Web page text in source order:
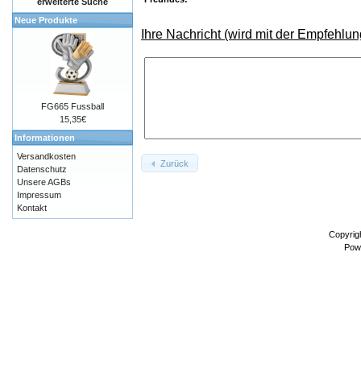
Ihre Nachricht (wird mit der
Zurück
Neue Produkte
FG665 Fussball
15,35€
Informationen
Versandkosten
Datenschutz
Unsere AGBs
Impressum
Kontakt